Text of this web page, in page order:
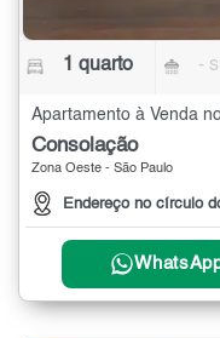
1 quarto -
Apartamento à Venda
Consolação
Zona Oeste - São Paulo
Endereço no círculo